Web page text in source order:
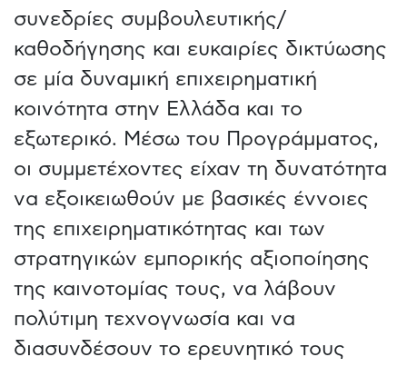
συνεδρίες συμβουλευτικής/
καθοδήγησης και ευκαιρίες δικτύωσης
σε μία δυναμική επιχειρηματική
κοινότητα στην Ελλάδα και το
εξωτερικό. Μέσω του Προγράμματος,
οι συμμετέχοντες είχαν τη δυνατότητα
να εξοικειωθούν με βασικές έννοιες
της επιχειρηματικότητας και των
στρατηγικών εμπορικής αξιοποίησης
της καινοτομίας τους, να λάβουν
πολύτιμη τεχνογνωσία και να
διασυνδέσουν το ερευνητικό τους